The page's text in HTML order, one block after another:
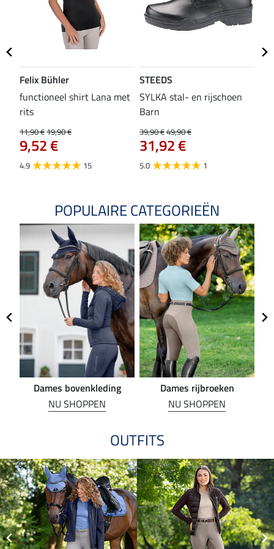
Felix Bühler
functioneel shirt Lana met
rits
11,90 €19,90 €
9,52 €
4.9 15
STEEDS
SYLKA stal- en rijschoen
Barn
39,90 €49,90 €
31,92 €
5.0 1
POPULAIRE CATEGORIEËN
Dames bovenkleding
NU SHOPPEN
Dames rijbroeken
NU SHOPPEN
OUTFITS